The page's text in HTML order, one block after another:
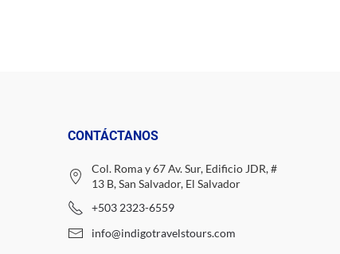
CONTÁCTANOS
Col. Roma y 67 Av. Sur, Edificio JDR, #
13 B, San Salvador, El Salvador
+503 2323-6559
info@indigotravelstours.com